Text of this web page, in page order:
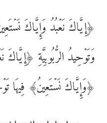
﴿إِيَّاكَ نَعۡبُدُ وَإِيَّاكَ
وَتَوۡحِيدُ الرُّبُوبِيَّةِ ﴿إِيَّاكَ
﴿وَإِيَّاكَ نَسۡتَعِينُ﴾ فِيهَا